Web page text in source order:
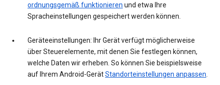
ordnungsgemäß funktionieren und etwa Ihre
Spracheinstellungen gespeichert werden können.
Geräteeinstellungen: Ihr Gerät verfügt möglicherweise
über Steuerelemente, mit denen Sie festlegen können,
welche Daten wir erheben. So können Sie beispielsweise
auf Ihrem Android-GerätStandorteinstellungen anpassen